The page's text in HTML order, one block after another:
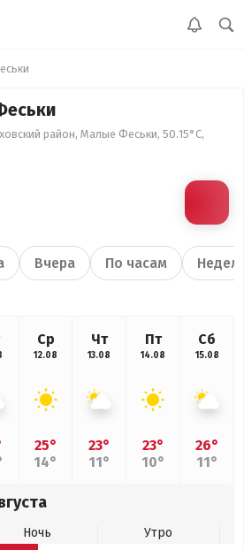
район, Малые Феськи, 50.15°С,
Вчера По часам
Ср
12.08
25°
14°
Чт
13.08
23°
11°
Пт
14.08
23°
10°
Сб
15.08
26°
11°
Ночь
Утро